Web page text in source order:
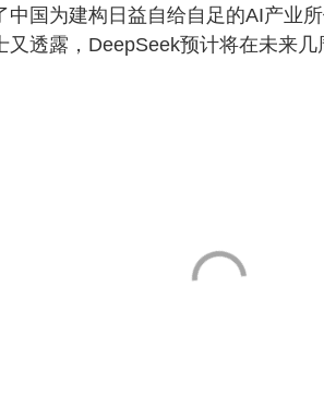
中国为建构日益自给自足的AI产业
又透露，DeepSeek预计将在未来